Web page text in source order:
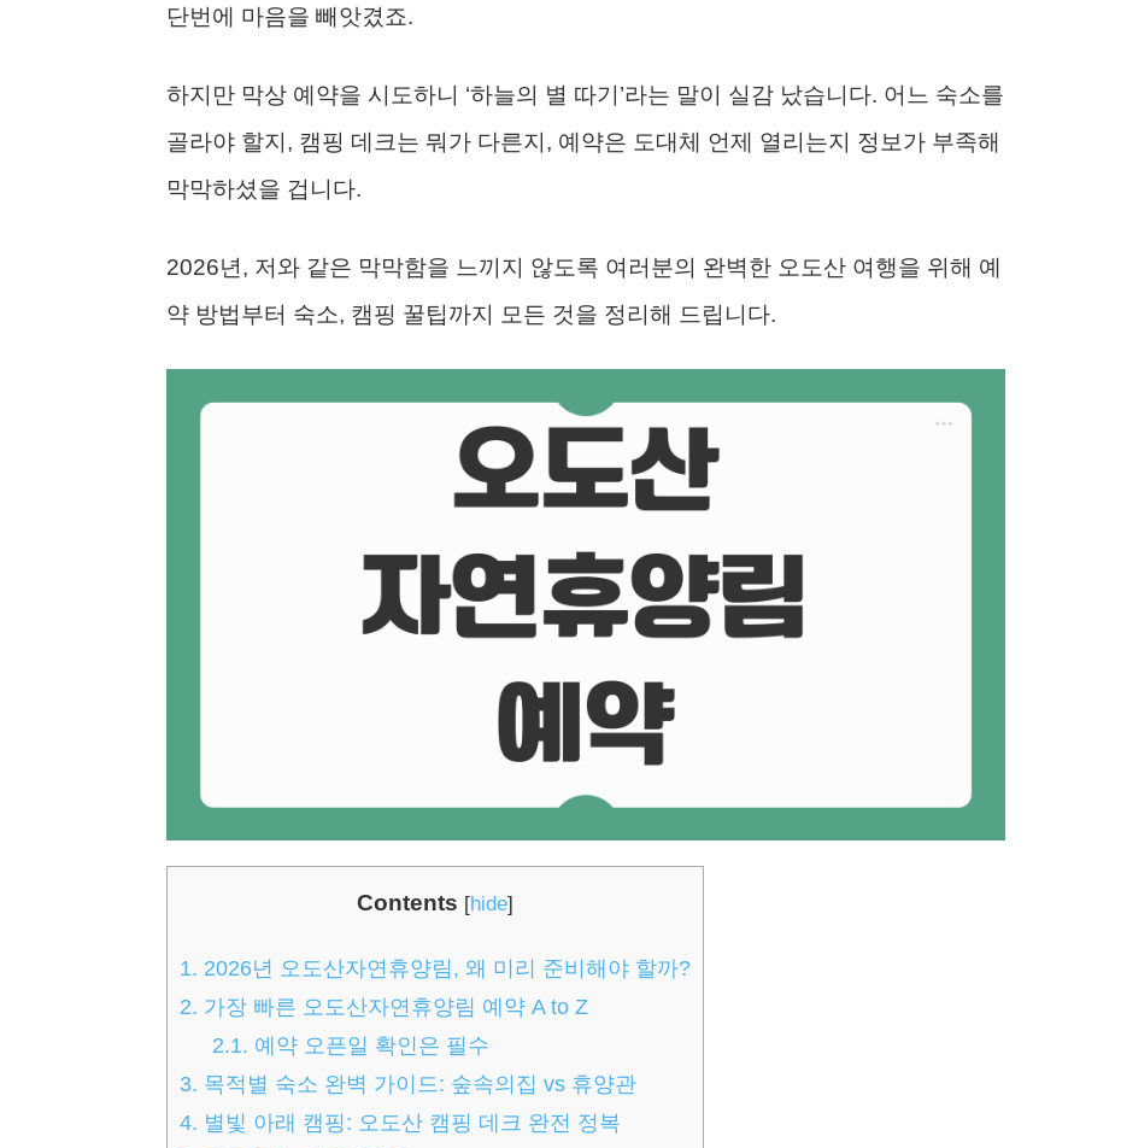
단번에 마음을 빼앗겼죠.
하지만 막상 예약을 시도하니 ‘하늘의 별 따기’라는 말이 실감 났습니다. 어느 숙소를
골라야 할지, 캠핑 데크는 뭐가 다른지, 예약은 도대체 언제 열리는지 정보가 부족해
막막하셨을 겁니다.
2026년, 저와 같은 막막함을 느끼지 않도록 여러분의 완벽한 오도산 여행을 위해 예
약 방법부터 숙소, 캠핑 꿀팁까지 모든 것을 정리해 드립니다.
Contents [hide]
1. 2026년 오도산자연휴양림, 왜 미리 준비해야 할까?
2. 가장 빠른 오도산자연휴양림 예약 A to Z
2.1. 예약 오픈일 확인은 필수
3. 목적별 숙소 완벽 가이드: 숲속의집 vs 휴양관
4. 별빛 아래 캠핑: 오도산 캠핑 데크 완전 정복